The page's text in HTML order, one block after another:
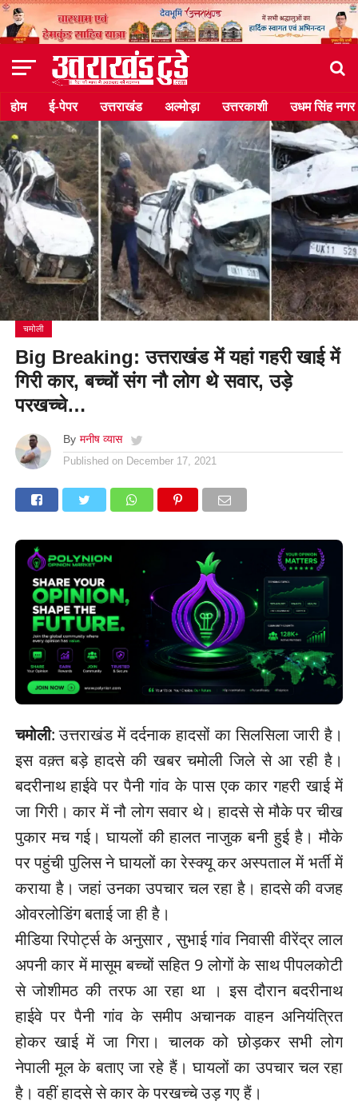
होम ई-पेपर उत्तराखंड अल्मोड़ा उत्तरकाशी उधम सिंह नगर
चमोली
Big Breaking: उत्तराखंड में यहां गहरी खाई में
गिरी कार, बच्चों संग नौ लोग थे सवार, उड़े
परखच्चे…
By मनीष व्यास
Published on December 17, 2021
चमोली: उत्तराखंड में दर्दनाक हादसों का सिलसिला जारी है।
इस वक़्त बड़े हादसे की खबर चमोली जिले से आ रही है।
बदरीनाथ हाईवे पर पैनी गांव के पास एक कार गहरी खाई में
जा गिरी। कार में नौ लोग सवार थे। हादसे से मौके पर चीख
पुकार मच गई। घायलों की हालत नाजुक बनी हुई है। मौके
पर पहुंची पुलिस ने घायलों का रेस्क्यू कर अस्पताल में भर्ती में
कराया है। जहां उनका उपचार चल रहा है। हादसे की वजह
ओवरलोडिंग बताई जा ही है।
मीडिया रिपोर्ट्स के अनुसार , सुभाई गांव निवासी वीरेंद्र लाल
अपनी कार में मासूम बच्चों सहित 9 लोगों के साथ पीपलकोटी
से जोशीमठ की तरफ आ रहा था । इस दौरान बदरीनाथ
हाईवे पर पैनी गांव के समीप अचानक वाहन अनियंत्रित
होकर खाई में जा गिरा। चालक को छोड़कर सभी लोग
नेपाली मूल के बताए जा रहे हैं। घायलों का उपचार चल रहा
है। वहीं हादसे से कार के परखच्चे उड़ गए हैं।